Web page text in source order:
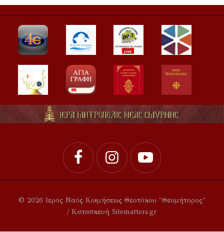
© 2026 Ιερός Ναός Κοιμήσεως Θεοτόκου "Θεομήτορος"
/ Κατασκευή Sitematters.gr